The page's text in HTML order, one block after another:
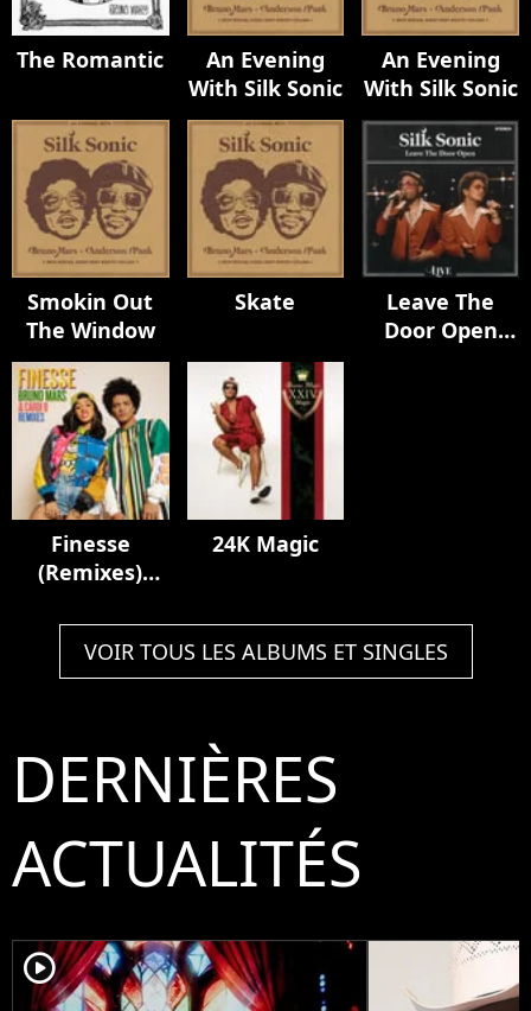
The Romantic
An Evening
With Silk Sonic
An Evening
With Silk Sonic
Smokin Out
The Window
Skate
Leave The
Door Open
Finesse
(Remixes)
24K Magic
VOIR TOUS LES ALBUMS ET SINGLES
DERNIÈRES
ACTUALITÉS
player2